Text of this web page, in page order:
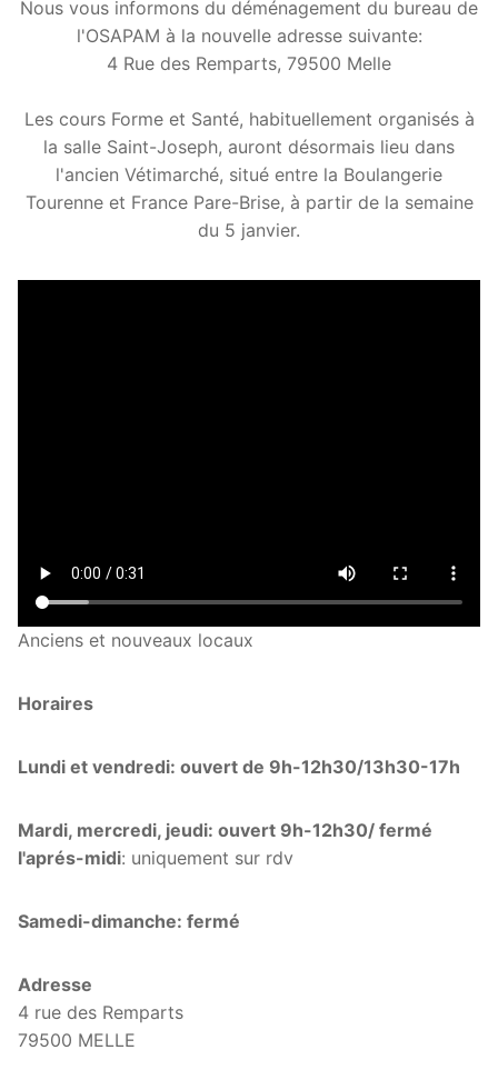
Nous vous informons du déménagement du bureau de
l'OSAPAM à la nouvelle adresse suivante:
4 Rue des Remparts, 79500 Melle
Les cours Forme et Santé, habituellement organisés à
la salle Saint-Joseph, auront désormais lieu dans
l'ancien Vétimarché, situé entre la Boulangerie
Tourenne et France Pare-Brise, à partir de la semaine
du 5 janvier.
Anciens et nouveaux locaux
Horaires
Lundi et vendredi: ouvert de 9h-12h30/13h30-17h
Mardi, mercredi, jeudi: ouvert 9h-12h30/ fermé
l'aprés-midi: uniquement sur rdv
Samedi-dimanche: fermé
Adresse
4 rue des Remparts
79500 MELLE